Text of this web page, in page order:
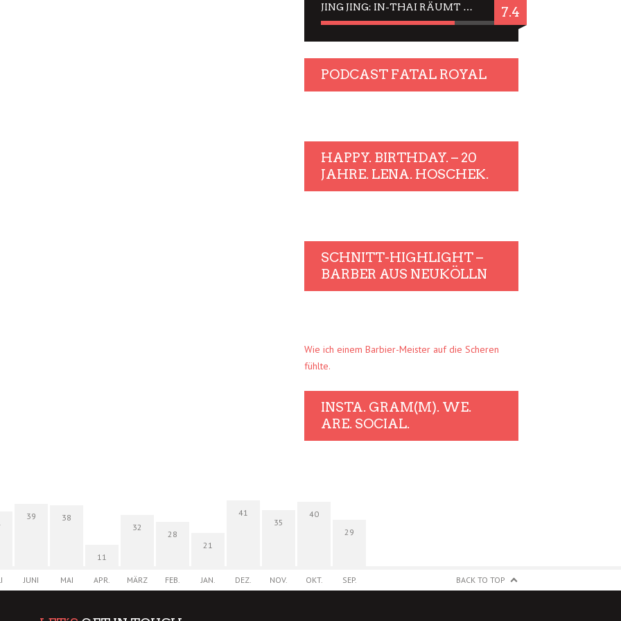
JING JING: IN-THAI RÄUMT WIEDER TITEL AB – EIN ZWEI-STUNDEN-ERLEBNISBERICHT 7.4
PODCAST FATAL ROYAL
HAPPY. BIRTHDAY. – 20
JAHRE. LENA. HOSCHEK.
SCHNITT-HIGHLIGHT –
BARBER AUS NEUKÖLLN
Wie ich einem Barbier-Meister auf die Scheren
fühlte.
INSTA. GRAM(M). WE.
ARE. SOCIAL.
39
JUNI
38
MAI
11
APR.
32
MÄRZ
28
FEB.
21
JAN.
41
DEZ.
35
NOV.
40
OKT.
29
SEP. BACK TO TOP